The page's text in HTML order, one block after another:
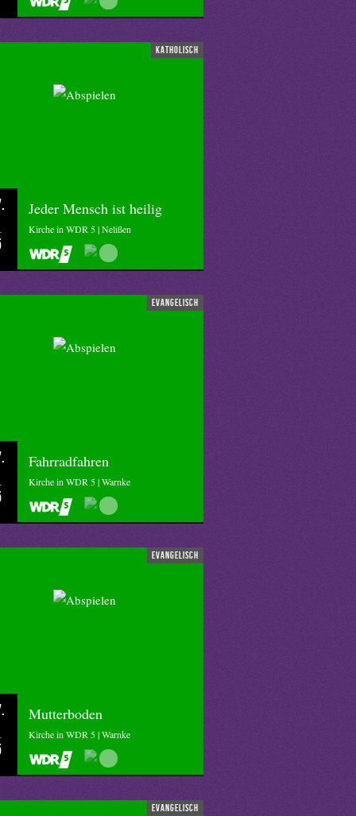
katholisch
Jeder Mensch ist heilig
Kirche in WDR 5 | Nelißen
evangelisch
Fahrradfahren
Kirche in WDR 5 | Warnke
evangelisch
Mutterboden
Kirche in WDR 5 | Warnke
evangelisch